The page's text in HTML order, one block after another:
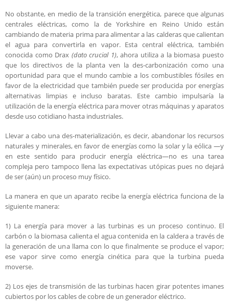
No obstante, en medio de la transición energética, parece que algunas
centrales eléctricas, como la de Yorkshire en Reino Unido están
cambiando de materia prima para alimentar a las calderas que calientan
el agua para convertirla en vapor. Esta central eléctrica, también
conocida como Drax (dato crucial 1), ahora utiliza a la biomasa puesto
que los directivos de la planta ven la des-carbonización como una
oportunidad para que el mundo cambie a los combustibles fósiles en
favor de la electricidad que también puede ser producida por energías
alternativas limpias e incluso baratas. Este cambio impulsaría la
utilización de la energía eléctrica para mover otras máquinas y aparatos
desde uso cotidiano hasta industriales.
Llevar a cabo una des-materialización, es decir, abandonar los recursos
naturales y minerales, en favor de energías como la solar y la eólica —y
en este sentido para producir energía eléctrica—no es una tarea
compleja pero tampoco llena las expectativas utópicas pues no dejará
de ser (aún) un proceso muy físico.
La manera en que un aparato recibe la energía eléctrica funciona de la
siguiente manera:
1) La energía para mover a las turbinas es un proceso continuo. El
carbón o la biomasa calienta el agua contenida en la caldera a través de
la generación de una llama con lo que finalmente se produce el vapor;
ese vapor sirve como energía cinética para que la turbina pueda
moverse.
2) Los ejes de transmisión de las turbinas hacen girar potentes imanes
cubiertos por los cables de cobre de un generador eléctrico.